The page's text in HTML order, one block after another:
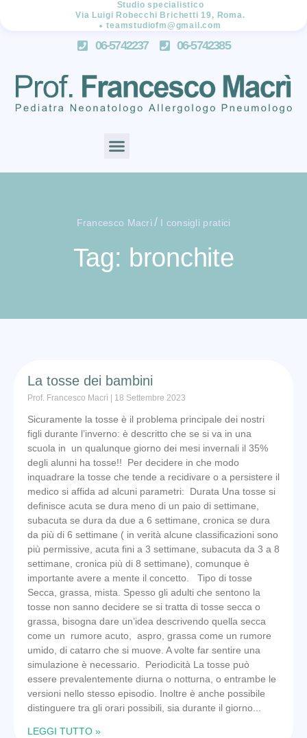
Studio specialistico
Via Luigi Robecchi Brichetti 19, Roma.
teamstudiofm@gmail.com
06-5742237 06-5742385
Francesco Macrì/ I consigli pratici
Tag: bronchite
La tosse dei bambini
Prof. Francesco Macrì 18 Settembre 2023
Sicuramente la tosse è il problema principale dei nostri
figli durante l’inverno: è descritto che se si va in una
scuola in un qualunque giorno dei mesi invernali il 35%
degli alunni ha tosse!! Per decidere in che modo
inquadrare la tosse che tende a recidivare o a persistere il
medico si affida ad alcuni parametri: Durata Una tosse si
definisce acuta se dura meno di un paio di settimane,
subacuta se dura da due a 6 settimane, cronica se dura
da più di 6 settimane ( in verità alcune classificazioni sono
più permissive, acuta fini a 3 settimane, subacuta da 3 a 8
settimane, cronica più di 8 settimane), comunque è
importante avere a mente il concetto. Tipo di tosse
Secca, grassa, mista. Spesso gli adulti che sentono la
tosse non sanno decidere se si tratta di tosse secca o
grassa, bisogna dare un’idea descrivendo quella secca
come un rumore acuto, aspro, grassa come un rumore
umido, di catarro che si muove. A volte far sentire una
simulazione è necessario. Periodicità La tosse può
essere prevalentemente diurna o notturna, o entrambe le
versioni nello stesso episodio. Inoltre è anche possibile
distinguere tra gli orari possibili, sia durante il giorno
LEGGI TUTTO »